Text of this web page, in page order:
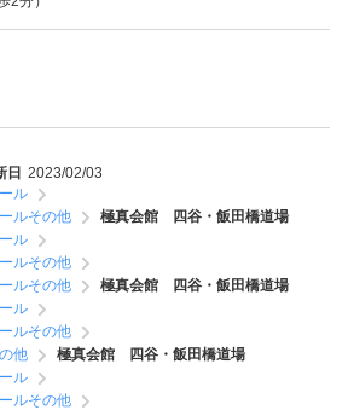
日 2023/02/03
ル
ルその他
極真会館 四谷・飯田橋道場
ル
ルその他
ルその他
極真会館 四谷・飯田橋道場
ル
ルその他
他
極真会館 四谷・飯田橋道場
ル
ルその他